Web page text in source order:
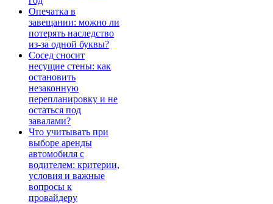
Опечатка в
завещании: можно ли
потерять наследство
из-за одной буквы?
Сосед сносит
несущие стены: как
остановить
незаконную
перепланировку и не
остаться под
завалами?
Что учитывать при
выборе аренды
автомобиля с
водителем: критерии,
условия и важные
вопросы к
провайдеру